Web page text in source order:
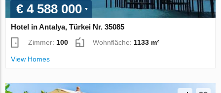
€ 4 588 000
Hotel in Antalya, Türkei Nr. 35085
Zimmer:100 Wohnfläche:1133 m²
View Homes